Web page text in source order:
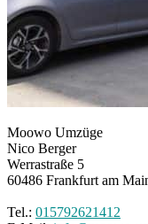
Moowo Umzüge
Nico Berger
Werrastraße 5
60486 Frankfurt am
Tel.: 015792621412